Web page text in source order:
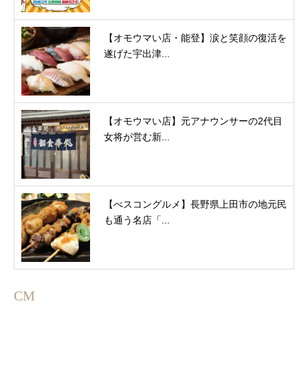
【オモウマい店・能登】涙と笑顔の復活を
遂げた宇出津...
【オモウマい店】元アナウンサーの2代目
女将が営む新...
【べスコングルメ】長野県上田市の地元民
も通う名店「...
CM